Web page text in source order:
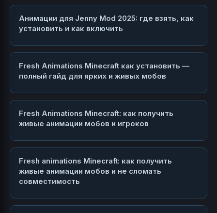
Анимации для Jenny Mod 2025: где взять, как
установить и как включить
Fresh Animations Minecraft как установить —
полный гайд для ярких и живых мобов
Fresh Animations Minecraft: как получить
живые анимации мобов и игроков
Fresh animations Minecraft: как получить
живые анимации мобов и не сломать
совместимость